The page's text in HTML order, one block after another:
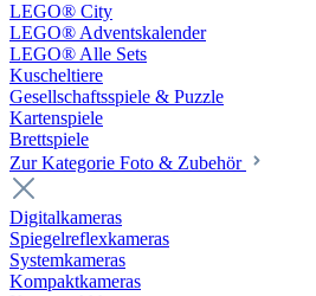
LEGO® City
LEGO® Adventskalender
LEGO® Alle Sets
Kuscheltiere
Gesellschaftsspiele & Puzzle
Kartenspiele
Brettspiele
Zur Kategorie Foto & Zubehör
Digitalkameras
Spiegelreflexkameras
Systemkameras
Kompaktkameras